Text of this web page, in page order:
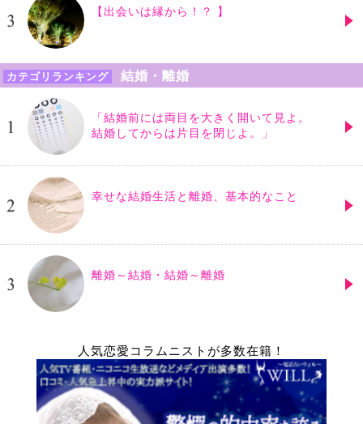
【出会いは縁から！？ 】
カテゴリランキング 結婚・離婚
「結婚前には両目を大きく開いて見よ。
結婚してからは片目を閉じよ。」
幸せな結婚生活と離婚、基本的なこと
離婚～結婚・結婚～離婚
人気恋愛コラムニストが多数在籍！